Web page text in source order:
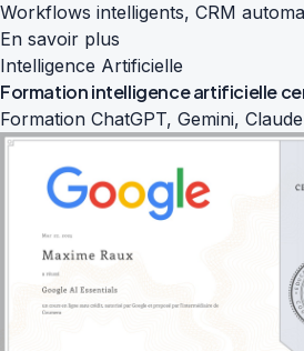
Workflows intelligents, CRM
En savoir plus
Intelligence Artificielle
Formation intelligence artificielle
Formation ChatGPT, Gemini,